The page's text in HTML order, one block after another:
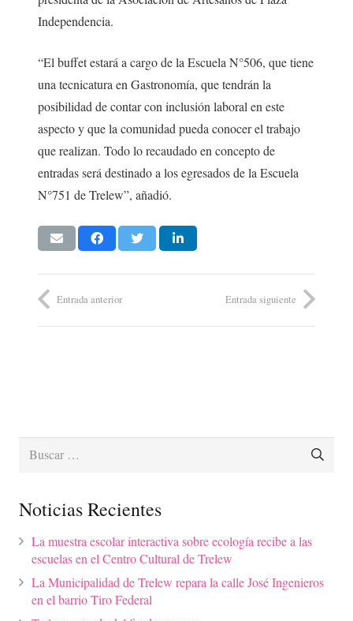
Independencia.
“El buffet estará a cargo de la Escuela N°506, que tiene
una tecnicatura en Gastronomía, que tendrán la
posibilidad de contar con inclusión laboral en este
aspecto y que la comunidad pueda conocer el trabajo
que realizan. Todo lo recaudado en concepto de
entradas será destinado a los egresados de la Escuela
N°751 de Trelew”, añadió.
Entrada anterior Entrada siguiente
Buscar:
Noticias Recientes
La muestra escolar interactiva sobre ecología recibe a las
escuelas en el Centro Cultural de Trelew
La Municipalidad de Trelew repara la calle José Ingenieros
en el barrio Tiro Federal